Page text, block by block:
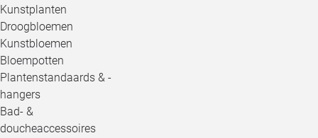
Kunstplanten
Droogbloemen
Kunstbloemen
Bloempotten
Plantenstandaards & -
hangers
Bad- &
doucheaccessoires